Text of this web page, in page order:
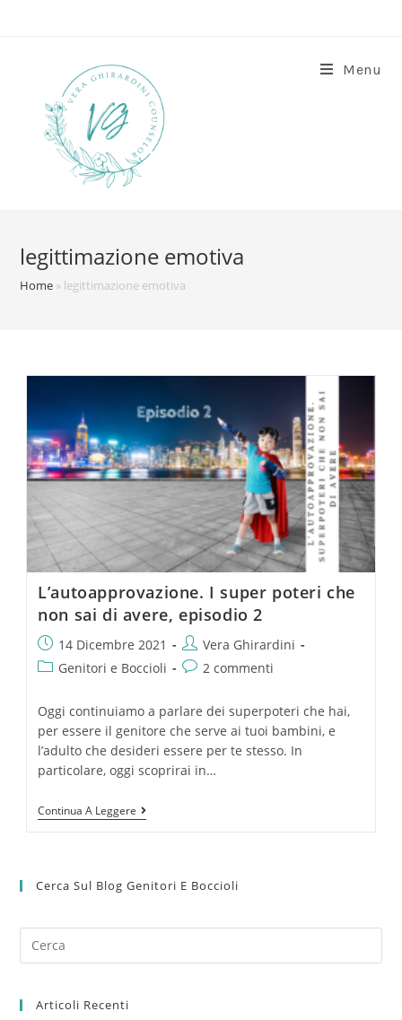
Menu
legittimazione emotiva
Home » legittimazione emotiva
L’autoapprovazione. I super poteri che
non sai di avere, episodio 2
14 Dicembre 2021
Vera Ghirardini
Genitori e Boccioli
2 commenti
Oggi continuiamo a parlare dei superpoteri che hai,
per essere il genitore che serve ai tuoi bambini, e
l’adulto che desideri essere per te stesso. In
particolare, oggi scoprirai in…
Continua A Leggere
Cerca Sul Blog Genitori E Boccioli
Articoli Recenti